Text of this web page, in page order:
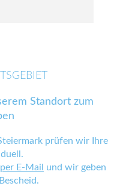
Standort zum
prüfen wir Ihre
per E-Mail
und wir geben